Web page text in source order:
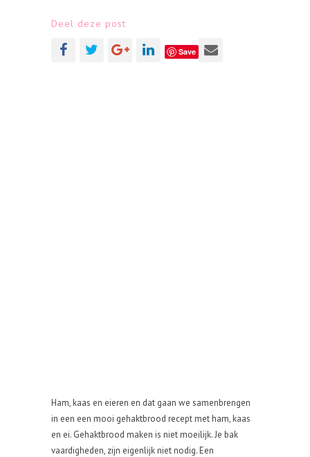
Deel deze post
Save
Ham, kaas en eieren en dat gaan we samenbrengen
in een een mooi gehaktbrood recept met ham, kaas
en ei. Gehaktbrood maken is niet moeilijk. Je bak
vaardigheden, zijn eigenlijk niet nodig. Een